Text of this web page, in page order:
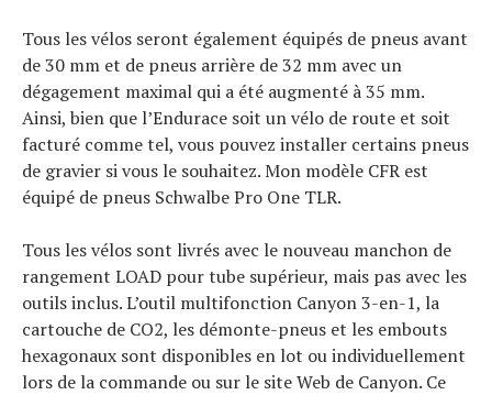
Tous les vélos seront également équipés de pneus avant
de 30 mm et de pneus arrière de 32 mm avec un
dégagement maximal qui a été augmenté à 35 mm.
Ainsi, bien que l’Endurace soit un vélo de route et soit
facturé comme tel, vous pouvez installer certains pneus
de gravier si vous le souhaitez. Mon modèle CFR est
équipé de pneus Schwalbe Pro One TLR.
Tous les vélos sont livrés avec le nouveau manchon de
rangement LOAD pour tube supérieur, mais pas avec les
outils inclus. L’outil multifonction Canyon 3-en-1, la
cartouche de CO2, les démonte-pneus et les embouts
hexagonaux sont disponibles en lot ou individuellement
lors de la commande ou sur le site Web de Canyon. Ce